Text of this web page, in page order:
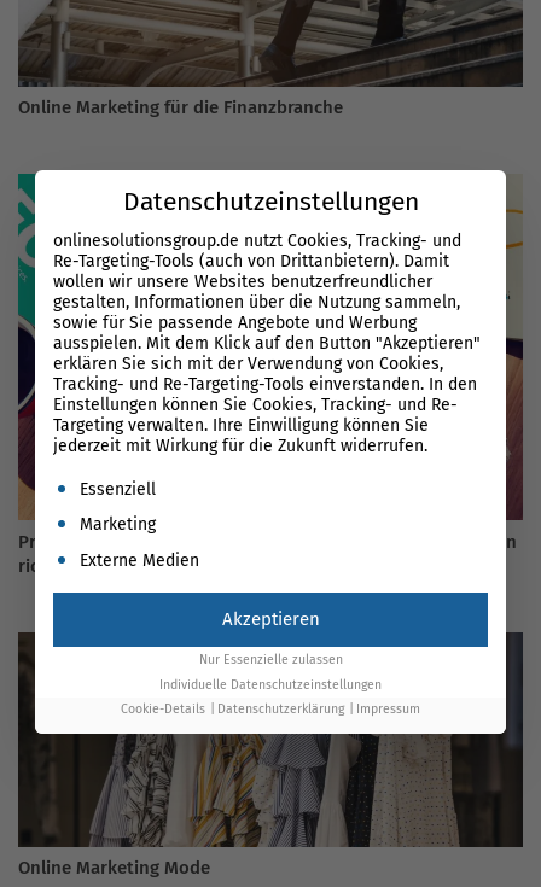
Online Marketing für die Finanzbranche
Profil, Basics & Tipps: Wie Sie Pinterest für Ihr Unternehmen
richtig nutzen
Online Marketing Mode
Datenschutzeinstellungen
onlinesolutionsgroup.de nutzt Cookies, Tracking- und
Re-Targeting-Tools (auch von Drittanbietern). Damit
wollen wir unsere Websites benutzerfreundlicher
gestalten, Informationen über die Nutzung sammeln,
sowie für Sie passende Angebote und Werbung
ausspielen. Mit dem Klick auf den Button "Akzeptieren"
erklären Sie sich mit der Verwendung von Cookies,
Tracking- und Re-Targeting-Tools einverstanden. In den
Einstellungen können Sie Cookies, Tracking- und Re-
Targeting verwalten. Ihre Einwilligung können Sie
jederzeit mit Wirkung für die Zukunft widerrufen.
Es folgt eine Liste der Service-Gruppen, für die eine
Essenziell
Marketing
Externe Medien
Akzeptieren
Nur Essenzielle zulassen
Individuelle Datenschutzeinstellungen
Cookie-Details
Datenschutzerklärung Impressum